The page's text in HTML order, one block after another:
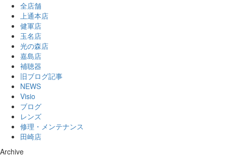
全店舗
上通本店
健軍店
玉名店
光の森店
嘉島店
補聴器
旧ブログ記事
NEWS
Visio
ブログ
レンズ
修理・メンテナンス
田崎店
Archive